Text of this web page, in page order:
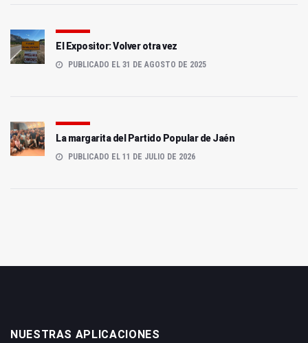
El Expositor: Volver otra vez
PUBLICADO EL 31 DE AGOSTO DE 2025
La margarita del Partido Popular de Jaén
PUBLICADO EL 11 DE JULIO DE 2026
NUESTRAS APLICACIONES